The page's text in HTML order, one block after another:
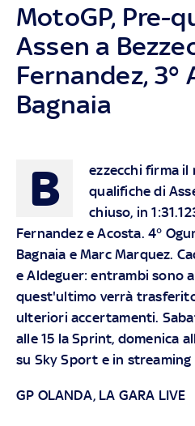
MotoGP, Pre-
Assen a
Fernandez, 3°
Bagnaia
B
ezzecchi firma il
qualifiche di
chiuso, in
Fernandez e Acosta. 4°
Bagnaia e Marc Marquez.
e Aldeguer: entrambi sono
quest'ultimo verrà
ulteriori accertamenti.
alle 15 la Sprint, domenica
su Sky Sport e in streaming
GP OLANDA, LA GARA LIVE